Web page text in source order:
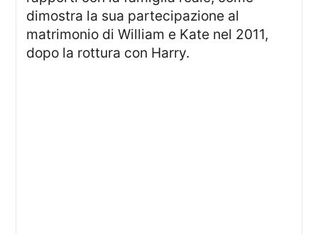
dimostra la sua partecipazione al
matrimonio di William e Kate nel 2011,
dopo la rottura con Harry.